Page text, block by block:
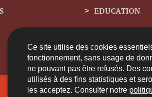
Ce site utilise des cookies
fonctionnement, sans usage de
ne pouvant pas être refusés. Des
utilisés à des fins statistiques et
les acceptez. Consulter notre
EDUCATION